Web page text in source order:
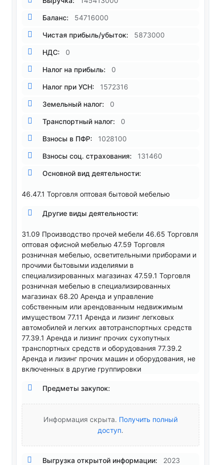
Баланс: 54716000
Чистая прибыль/убыток: 5873000
НДС: 0
Налог на прибыль: 0
Налог при УСН: 1572316
Земельный налог: 0
Транспортный налог: 0
Взносы в ПФР: 1028100
Взносы соц. страхования: 131460
Основной вид деятельности:
46.47.1 Торговля оптовая бытовой мебелью
Другие виды деятельности:
31.09 Производство прочей мебели 46.65 Торговля
оптовая офисной мебелью 47.59 Торговля
розничная мебелью, осветительными приборами и
прочими бытовыми изделиями в
специализированных магазинах 47.59.1 Торговля
розничная мебелью в специализированных
магазинах 68.20 Аренда и управление
собственным или арендованным недвижимым
имуществом 77.11 Аренда и лизинг легковых
автомобилей и легких автотранспортных средств
77.39.1 Аренда и лизинг прочих сухопутных
транспортных средств и оборудования 77.39.2
Аренда и лизинг прочих машин и оборудования, не
включенных в другие группировки
Предметы закупок:
Информация скрыта. Получить полный
доступ.
Выгрузка открытой информации: 2023